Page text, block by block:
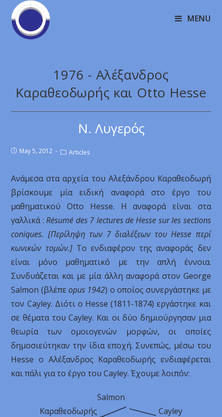
MENU
1976 - Αλέξανδρος
Καραθεοδωρής και Otto Hesse
Ν. Λυγερός
May 5, 2012 Articles
Ανάμεσα στα αρχεία του Αλεξάνδρου Καραθεοδωρή
βρίσκουμε μία ειδική αναφορά στο έργο του
μαθηματικού Otto Hesse. Η αναφορά είναι στα
γαλλικά :Résumé des 7 lectures de Hesse sur les sections
coniques. [Περίληψη των 7 διαλέξεων τουHesse περί
κωνικών τομών.]Το ενδιαφέρον της αναφοράς δεν
είναι μόνο μαθηματικό με την απλή έννοια.
Συνδυάζεται και με μία άλλη αναφορά στον George
Salmon (βλέπεopus 1942) ο οποίος συνεργάστηκε με
τον Cayley. Διότι ο Hesse (1811-1874) εργάστηκε και
σε θέματα του Cayley. Και οι δύο δημιούργησαν μια
θεωρία των ομοιογενών μορφών, οι οποίες
δημοσιεύτηκαν την ίδια εποχή. Συνεπώς, μέσω του
Hesse o Αλέξανδρος Καραθεοδωρής ενδιαφέρεται
και πάλι για το έργο του Cayley. Έχουμε λοιπόν:
Salmon
Καραθεοδωρής
Cayley